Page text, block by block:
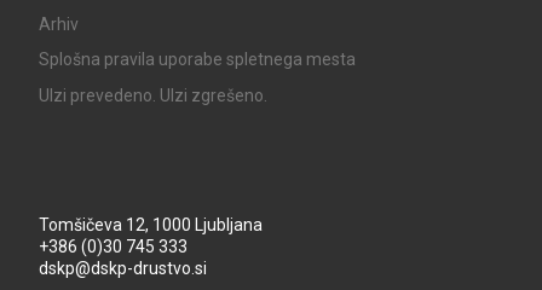
Arhiv
Splošna pravila uporabe spletnega mesta
UIzi prevedeno. UIzi zgrešeno.
Tomšičeva 12, 1000 Ljubljana
+386 (0)30 745 333
dskp@dskp-drustvo.si